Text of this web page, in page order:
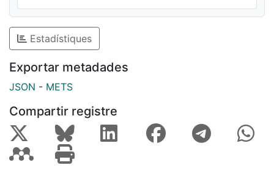
Estadístiques
Exportar metadades
JSON - METS
Compartir registre